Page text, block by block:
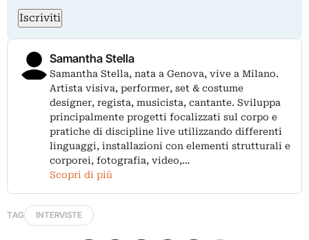
Iscriviti
Samantha Stella
Samantha Stella, nata a Genova, vive a Milano.
Artista visiva, performer, set & costume
designer, regista, musicista, cantante. Sviluppa
principalmente progetti focalizzati sul corpo e
pratiche di discipline live utilizzando differenti
linguaggi, installazioni con elementi strutturali e
corporei, fotografia, video,…
Scopri di più
TAG INTERVISTE